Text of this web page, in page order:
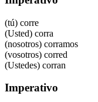
(tú) corre
(Usted) corra
(nosotros) corramos
(vosotros) corred
(Ustedes) corran
Imperativo